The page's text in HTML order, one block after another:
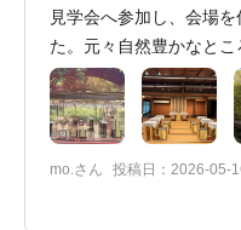
見学会へ参加し、会場
た。元々自然豊かなと
節が感じられるところが
見学会の時に費用やプラ
さいました。神社挙式と
思っていたより費用は高
mo.さん 投稿日：2026-05-